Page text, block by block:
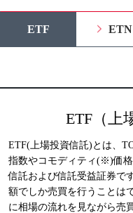
ETF ETN
ETF（上
ETF(上場投資信託)とは、
指数やコモディティ(※)価
信託および信託受益証券で
額でしか売買を行うことは
に相場の流れを見ながら売